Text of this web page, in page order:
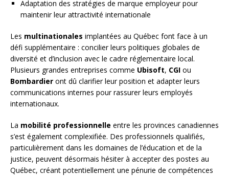
Adaptation des stratégies de marque employeur pour
maintenir leur attractivité internationale
Les multinationales implantées au Québec font face à un
défi supplémentaire : concilier leurs politiques globales de
diversité et d’inclusion avec le cadre réglementaire local.
Plusieurs grandes entreprises comme Ubisoft, CGI ou
Bombardier ont dû clarifier leur position et adapter leurs
communications internes pour rassurer leurs employés
internationaux.
La mobilité professionnelle entre les provinces canadiennes
s’est également complexifiée. Des professionnels qualifiés,
particulièrement dans les domaines de l’éducation et de la
justice, peuvent désormais hésiter à accepter des postes au
Québec, créant potentiellement une pénurie de compétences